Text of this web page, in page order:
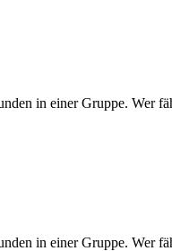
in einer Gruppe. Wer
in einer Gruppe. Wer